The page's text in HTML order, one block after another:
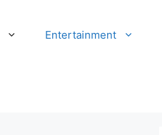
Entertainment